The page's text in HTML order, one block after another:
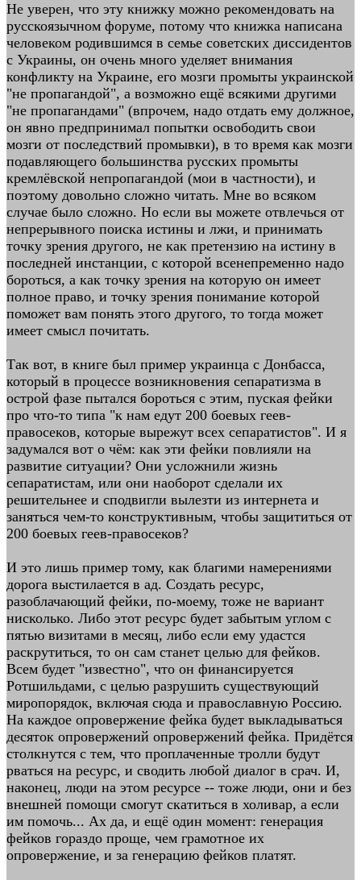
Не уверен, что эту книжку можно рекомендовать на
русскоязычном форуме, потому что книжка написана
человеком родившимся в семье советских диссидентов
с Украины, он очень много уделяет внимания
конфликту на Украине, его мозги промыты украинской
"не пропагандой", а возможно ещё всякими другими
"не пропагандами" (впрочем, надо отдать ему должное,
он явно предпринимал попытки освободить свои
мозги от последствий промывки), в то время как мозги
подавляющего большинства русских промыты
кремлёвской непропагандой (мои в частности), и
поэтому довольно сложно читать. Мне во всяком
случае было сложно. Но если вы можете отвлечься от
непрерывного поиска истины и лжи, и принимать
точку зрения другого, не как претензию на истину в
последней инстанции, с которой всенепременно надо
бороться, а как точку зрения на которую он имеет
полное право, и точку зрения понимание которой
поможет вам понять этого другого, то тогда может
имеет смысл почитать.
Так вот, в книге был пример украинца с Донбасса,
который в процессе возникновения сепаратизма в
острой фазе пытался бороться с этим, пуская фейки
про что-то типа "к нам едут 200 боевых геев-
правосеков, которые вырежут всех сепаратистов". И я
задумался вот о чём: как эти фейки повлияли на
развитие ситуации? Они усложнили жизнь
сепаратистам, или они наоборот сделали их
решительнее и сподвигли вылезти из интернета и
заняться чем-то конструктивным, чтобы защититься от
200 боевых геев-правосеков?
И это лишь пример тому, как благими намерениями
дорога выстилается в ад. Создать ресурс,
разоблачающий фейки, по-моему, тоже не вариант
нисколько. Либо этот ресурс будет забытым углом с
пятью визитами в месяц, либо если ему удастся
раскрутиться, то он сам станет целью для фейков.
Всем будет "известно", что он финансируется
Ротшильдами, с целью разрушить существующий
миропорядок, включая сюда и православную Россию.
На каждое опровержение фейка будет выкладываться
десяток опровержений опровержений фейка. Придётся
столкнутся с тем, что проплаченные тролли будут
рваться на ресурс, и сводить любой диалог в срач. И,
наконец, люди на этом ресурсе -- тоже люди, они и без
внешней помощи смогут скатиться в холивар, а если
им помочь... Ах да, и ещё один момент: генерация
фейков гораздо проще, чем грамотное их
опровержение, и за генерацию фейков платят.